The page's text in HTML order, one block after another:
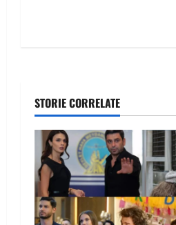
STORIE CORRELATE